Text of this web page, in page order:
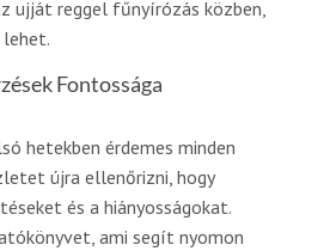
ujját reggel fűnyírózás közben,
Fontossága
hetekben érdemes minden
újra ellenőrizni, hogy
és a hiányosságokat.
ami segít nyomon